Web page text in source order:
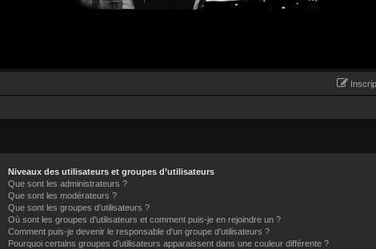
Niveaux des utilisateurs et groupes d’utilisateurs
Que sont les administrateurs ?
Que sont les modérateurs ?
Que sont les groupes d’utilisateurs ?
Où sont les groupes d’utilisateurs et comment puis-je en rejoindre un ?
Comment puis-je devenir le responsable d’un groupe d’utilisateurs ?
Pourquoi certains groupes d’utilisateurs apparaissent dans une couleur différente ?